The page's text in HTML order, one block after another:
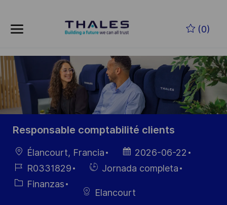
(0)
-
Responsable comptabilité clients
Ubicación
Élancourt, Francia
Fecha de
publicación
2026-06-22
ID de
empleo
R0331829
HiringJornada completa
Categoría
Finanzas
Elancourt